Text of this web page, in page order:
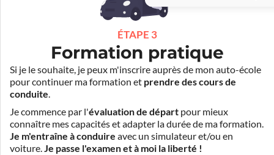
ÉTAPE 3
Formation pratique
Si je le souhaite, je peux m'inscrire auprès de mon auto-école
pour continuer ma formation et prendre des cours de
conduite.
Je commence par l'évaluation de départ pour mieux
connaître mes capacités et adapter la durée de ma formation.
Je m'entraîne à conduire avec un simulateur et/ou en
voiture.Je passe l'examen et à moi la liberté !